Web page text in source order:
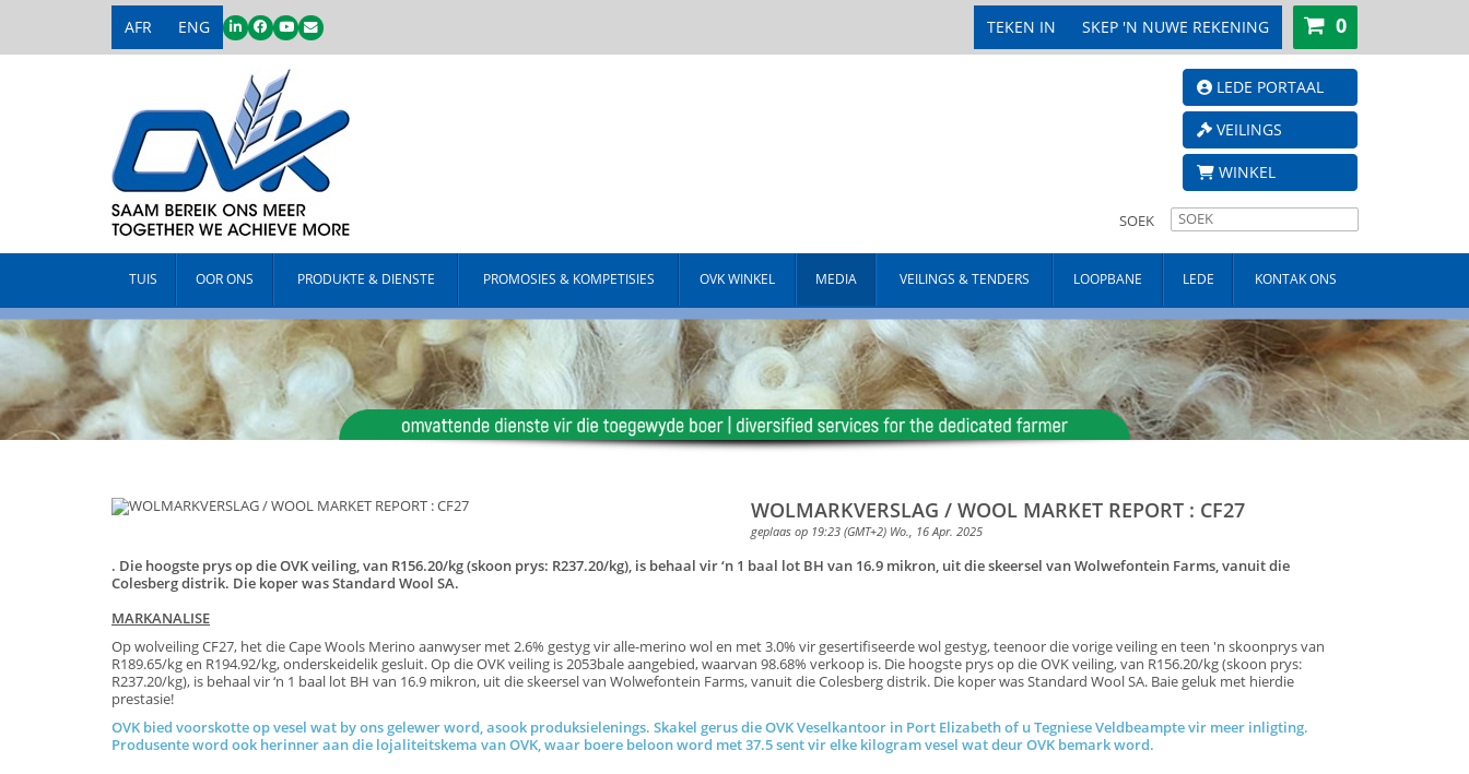
AFR ENG TEKEN IN SKEP 'N NUWE REKENING 0
LEDE PORTAAL
VEILINGS
WINKEL
SOEK
TUIS OOR ONS PRODUKTE & DIENSTE PROMOSIES & KOMPETISIES OVK WINKEL MEDIA VEILINGS & TENDERS LOOPBANE LEDE KONTAK ONS
WOLMARKVERSLAG / WOOL MARKET REPORT : CF27
geplaas op 19:23 (GMT+2) Wo., 16 Apr. 2025
. Die hoogste prys op die OVK veiling, van R156.20/kg (skoon prys: R237.20/kg), is behaal vir ‘n 1 baal lot BH van 16.9 mikron, uit die skeersel van Wolwefontein Farms, vanuit die
Colesberg distrik. Die koper was Standard Wool SA.
MARKANALISE
Op wolveiling CF27, het die Cape Wools Merino aanwyser met 2.6% gestyg vir alle-merino wol en met 3.0% vir gesertifiseerde wol gestyg, teenoor die vorige veiling en teen 'n skoonprys van
R189.65/kg en R194.92/kg, onderskeidelik gesluit. Op die OVK veiling is 2053bale aangebied, waarvan 98.68% verkoop is. Die hoogste prys op die OVK veiling, van R156.20/kg (skoon prys:
R237.20/kg), is behaal vir ‘n 1 baal lot BH van 16.9 mikron, uit die skeersel van Wolwefontein Farms, vanuit die Colesberg distrik. Die koper was Standard Wool SA. Baie geluk met hierdie
prestasie!
OVK bied voorskotte op vesel wat by ons gelewer word, asook produksielenings. Skakel gerus die OVK Veselkantoor in Port Elizabeth of u Tegniese Veldbeampte vir meer inligting.
Produsente word ook herinner aan die lojaliteitskema van OVK, waar boere beloon word met 37.5 sent vir elke kilogram vesel wat deur OVK bemark word.